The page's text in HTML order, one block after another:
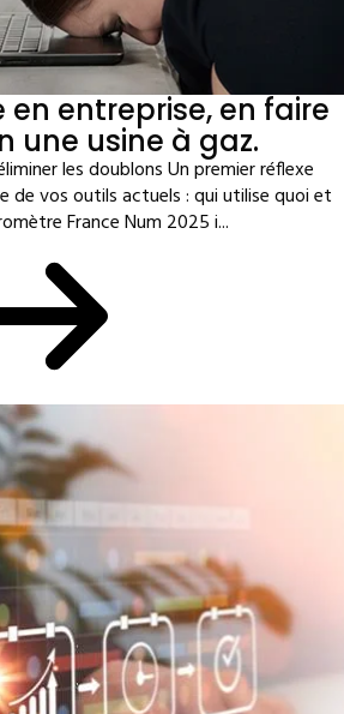
en entreprise, en faire
une usine à gaz.
les doublons Un premier réflexe
de vos outils actuels : qui utilise quoi et
France Num 2025 i...